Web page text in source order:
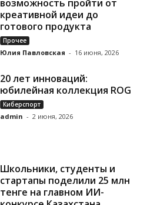
возможность пройти от
креативной идеи до
готового продукта
Прочее
Юлия Павловская - 16 июня, 2026
20 лет инноваций:
юбилейная коллекция ROG
Киберспорт
admin - 2 июня, 2026
Школьники, студенты и
стартапы поделили 25 млн
тенге на главном ИИ-